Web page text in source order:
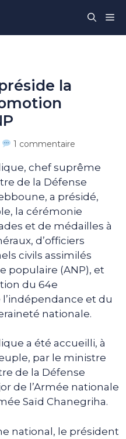
la
1 commentaire
chef suprême
de la Défense
a présidé,
la cérémonie
et de médailles à
d’officiers
civils assimilés
populaire (ANP), et
du 64e
et du
nationale.
a été accueilli, à
par le ministre
de la Défense
de l’Armée nationale
Saïd Chanegriha.
national, le président